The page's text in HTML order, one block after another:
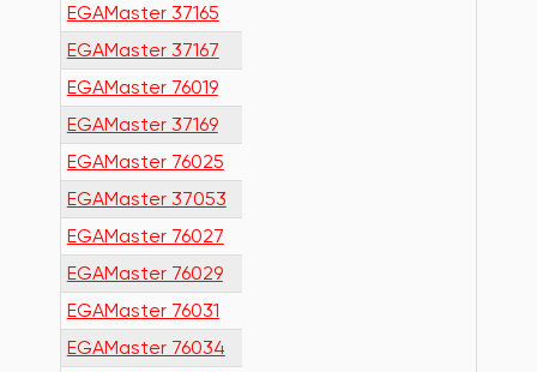
EGAMaster 37165
EGAMaster 37167
EGAMaster 76019
EGAMaster 37169
EGAMaster 76025
EGAMaster 37053
EGAMaster 76027
EGAMaster 76029
EGAMaster 76031
EGAMaster 76034